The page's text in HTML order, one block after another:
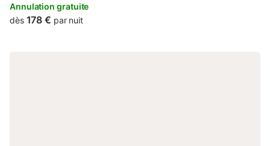
place.Vive les vacances😎
Annulation gratuite
dès 178 € par nuit